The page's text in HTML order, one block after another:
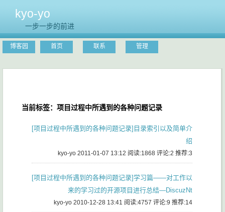
kyo-yo
一步一步的前进
博客园 首页 联系 管理
当前标签：项目过程中所遇到的各种问题记录
[项目过程中所遇到的各种问题记录]目录索引以及简单介
绍
kyo-yo 2011-01-07 13:12 阅读:1868 评论:2 推荐:3
[项目过程中所遇到的各种问题记录]学习篇——对工作以
来的学习过的开源项目进行总结—DiscuzNt
kyo-yo 2010-12-28 13:41 阅读:4757 评论:9 推荐:14